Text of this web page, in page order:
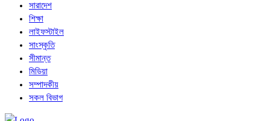
সারাদেশ
শিক্ষা
লাইফস্টাইল
সাংস্কৃতি
সীমান্ত
মিডিয়া
সম্পাদকীয়
সকল বিভাগ